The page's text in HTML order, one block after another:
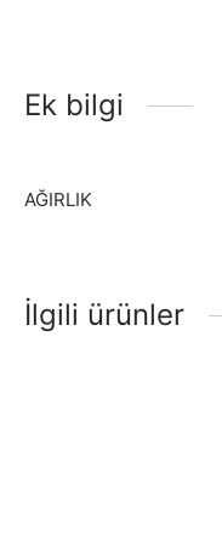
Ek bilgi
AĞIRLIK
İlgili ürünler